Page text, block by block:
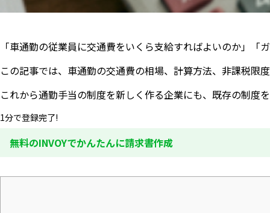
「車通勤の従業員に交通費をいくら支給すればよいのか」
この記事では、車通勤の交通費の相場、計算方法、非課税限
これから通勤手当の制度を新しく作る企業にも、既存の制度
1分で登録完了!
無料のINVOYでかんたんに請求書作成